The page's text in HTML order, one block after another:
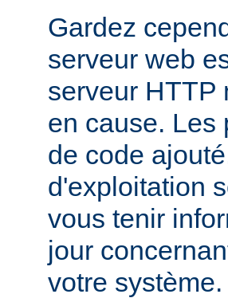
Gardez
serveur web
serveur HTTP
en cause. Les
de code
d'exploitation
vous tenir
jour
votre système.